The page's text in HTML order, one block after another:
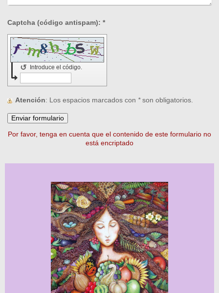
Captcha (código antispam): *
Introduce el código.
↺
Atención : Los espacios marcados con *son obligatorios.
Por favor, tenga en cuenta que el contenido de este formulario no
está encriptado